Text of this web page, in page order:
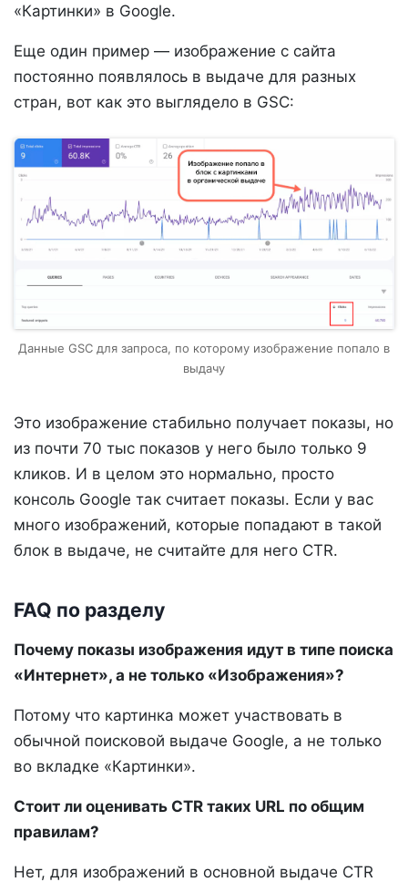
«Картинки» в Google.
Еще один пример — изображение с сайта
постоянно появлялось в выдаче для разных
стран, вот как это выглядело в GSC:
Данные GSC для запроса, по которому изображение попало в
выдачу
Это изображение стабильно получает показы, но
из почти 70 тыс показов у него было только 9
кликов. И в целом это нормально, просто
консоль Google так считает показы. Если у вас
много изображений, которые попадают в такой
блок в выдаче, не считайте для него CTR.
FAQ по разделу
Почему показы изображения идут в типе поиска
«Интернет», а не только «Изображения»?
Потому что картинка может участвовать в
обычной поисковой выдаче Google, а не только
во вкладке «Картинки».
Стоит ли оценивать CTR таких URL по общим
правилам?
Нет, для изображений в основной выдаче CTR